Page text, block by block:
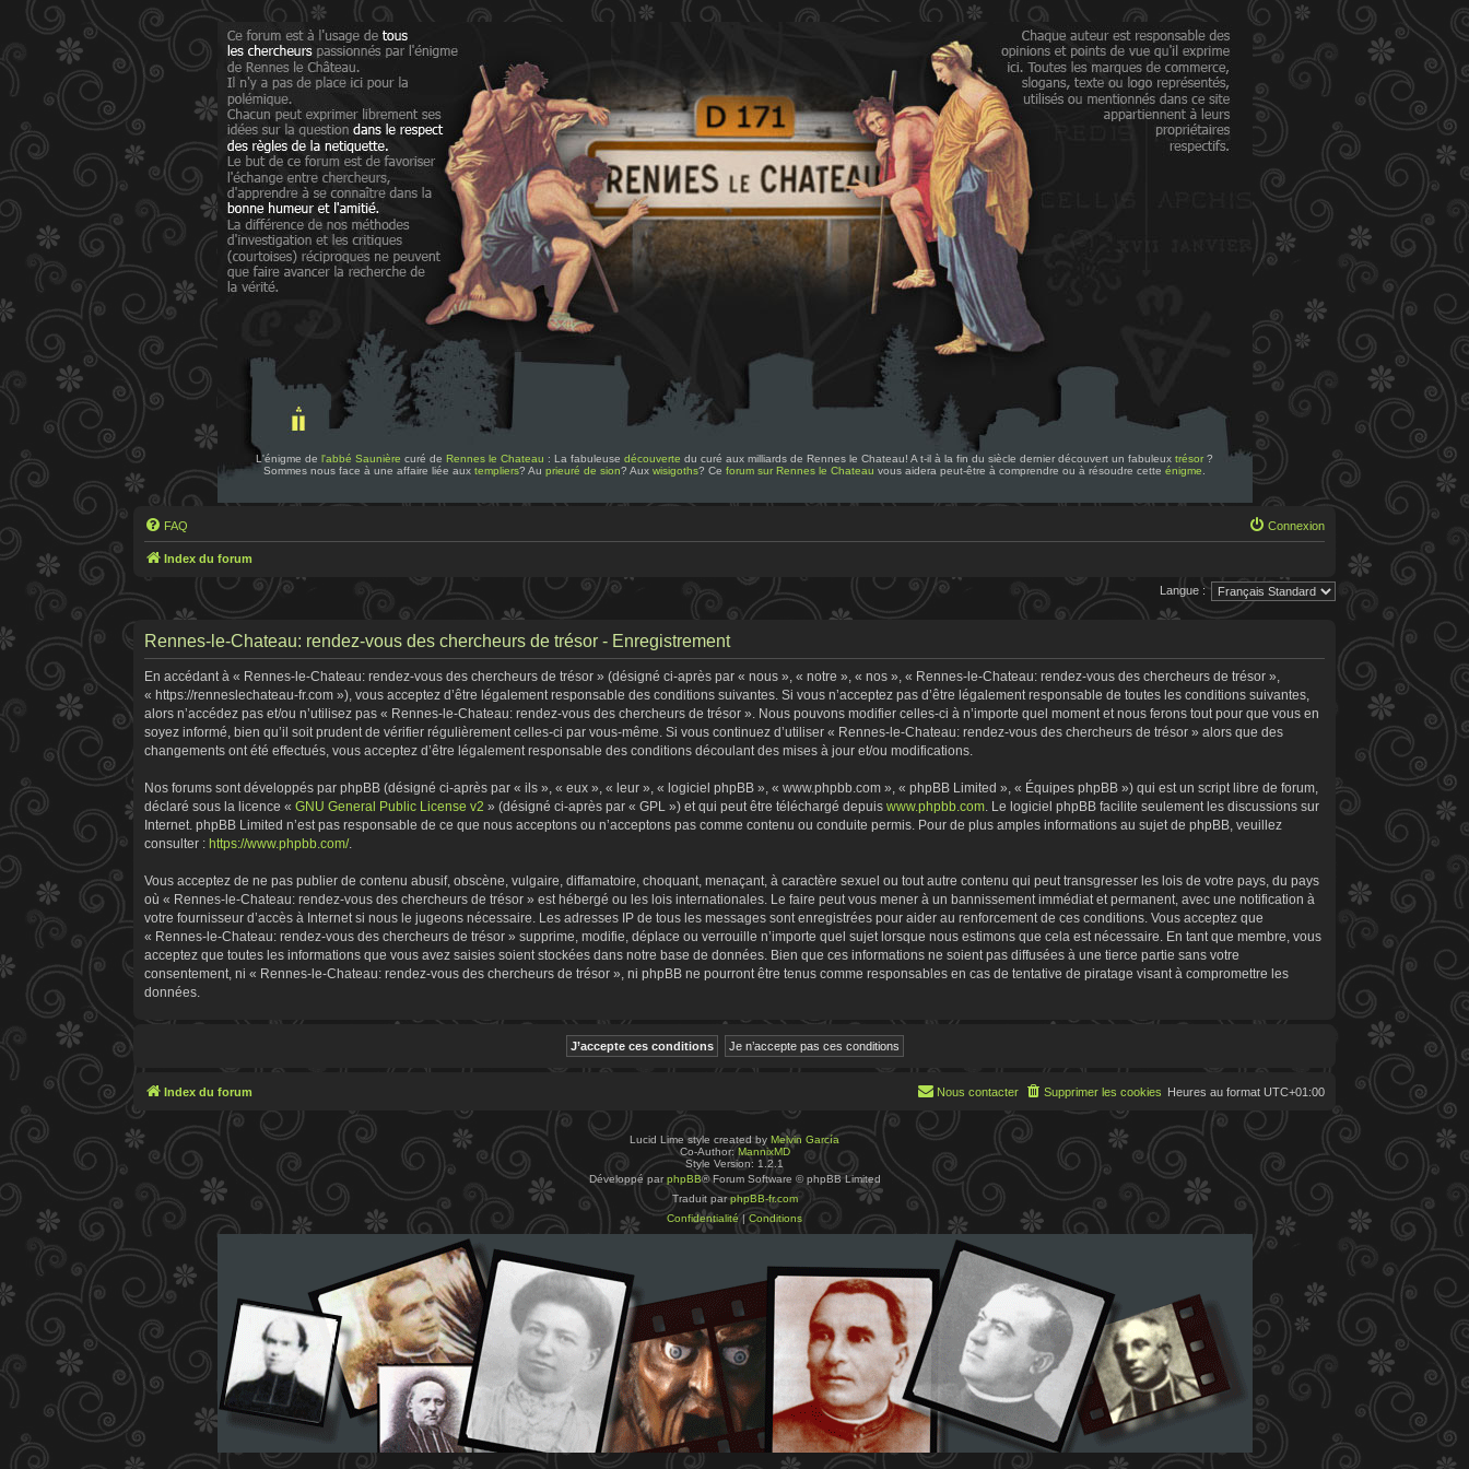
L'énigme de l'abbé Saunière curé de Rennes le Chateau : La fabuleuse découverte du curé aux milliards de Rennes le Chateau! A t-il à la fin du siècle dernier découvert un fabuleux trésor ?
Sommes nous face à une affaire liée aux templiers? Au prieuré de sion? Aux wisigoths? Ce forum sur Rennes le Chateau vous aidera peut-être à comprendre ou à résoudre cette énigme
FAQ Connexion
Index du forum
Langue :
Rennes-le-Chateau: rendez-vous des chercheurs de trésor - Enregistrement
En accédant à « Rennes-le-Chateau: rendez-vous des chercheurs de trésor » (désigné ci-après par « nous », « notre », « nos », « Rennes-le-Chateau: rendez-vous des chercheurs de trésor »,
« https://renneslechateau-fr.com »), vous acceptez d’être légalement responsable des conditions suivantes. Si vous n’acceptez pas d’être légalement responsable de toutes les conditions suivantes,
alors n’accédez pas et/ou n’utilisez pas « Rennes-le-Chateau: rendez-vous des chercheurs de trésor ». Nous pouvons modifier celles-ci à n’importe quel moment et nous ferons tout pour que vous en
soyez informé, bien qu’il soit prudent de vérifier régulièrement celles-ci par vous-même. Si vous continuez d’utiliser « Rennes-le-Chateau: rendez-vous des chercheurs de trésor » alors que des
changements ont été effectués, vous acceptez d’être légalement responsable des conditions découlant des mises à jour et/ou modifications.
Nos forums sont développés par phpBB (désigné ci-après par « ils », « eux », « leur », « logiciel phpBB », « www.phpbb.com », « phpBB Limited », « Équipes phpBB ») qui est un script libre de forum,
déclaré sous la licence « GNU General Public License v2 » (désigné ci-après par « GPL ») et qui peut être téléchargé depuis www.phpbb.com . Le logiciel phpBB facilite seulement les discussions sur
Internet. phpBB Limited n’est pas responsable de ce que nous acceptons ou n’acceptons pas comme contenu ou conduite permis. Pour de plus amples informations au sujet de phpBB, veuillez
consulter : https://www.phpbb.com/.
Vous acceptez de ne pas publier de contenu abusif, obscène, vulgaire, diffamatoire, choquant, menaçant, à caractère sexuel ou tout autre contenu qui peut transgresser les lois de votre pays, du pays
où « Rennes-le-Chateau: rendez-vous des chercheurs de trésor » est hébergé ou les lois internationales. Le faire peut vous mener à un bannissement immédiat et permanent, avec une notification à
votre fournisseur d’accès à Internet si nous le jugeons nécessaire. Les adresses IP de tous les messages sont enregistrées pour aider au renforcement de ces conditions. Vous acceptez que
« Rennes-le-Chateau: rendez-vous des chercheurs de trésor » supprime, modifie, déplace ou verrouille n’importe quel sujet lorsque nous estimons que cela est nécessaire. En tant que membre, vous
acceptez que toutes les informations que vous avez saisies soient stockées dans notre base de données. Bien que ces informations ne soient pas diffusées à une tierce partie sans votre
consentement, ni « Rennes-le-Chateau: rendez-vous des chercheurs de trésor », ni phpBB ne pourront être tenus comme responsables en cas de tentative de piratage visant à compromettre les
données.
Index du forum Heures au format UTC+01:00
Supprimer les cookies
Nous contacter
Lucid Lime style created by Melvin García
Co-Author:MannixMD
Style Version: 1.2.1
Développé parphpBB® Forum Software © phpBB Limited
Traduit parphpBB-fr.com
Confidentialité |Conditions